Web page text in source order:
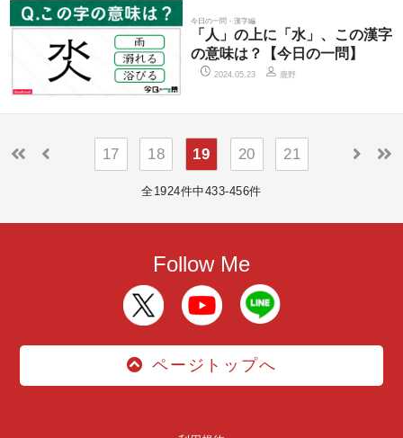
今日の一問・漢字編
「人」の上に「水」、この漢字
の意味は？【今日の一問】
2024.05.23 鹿野
17 18 19 20 21
全1924件中433-456件
Follow Me
ページトップへ